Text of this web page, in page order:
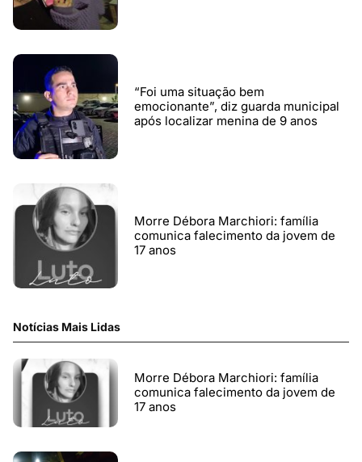
“Foi uma situação bem
emocionante”, diz guarda municipal
após localizar menina de 9 anos
Morre Débora Marchiori: família
comunica falecimento da jovem de
17 anos
Notícias Mais Lidas
Morre Débora Marchiori: família
comunica falecimento da jovem de
17 anos